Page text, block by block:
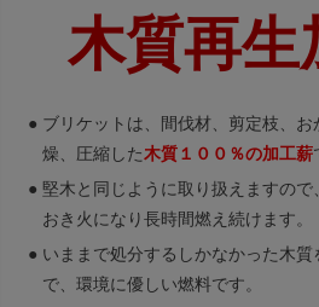
木質再生
● ブリケットは、間伐材、剪定枝、
燥、圧縮した木質１００％の加工薪
● 堅木と同じように取り扱えますの
おき火になり長時間燃え続けます。
● いままで処分するしかなかった木
で、環境に優しい燃料です。